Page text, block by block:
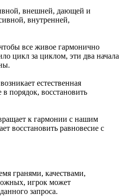
внешней, дающей и
внутренней,
все живое гармонично
цикл за циклом, эти два начала
естественная
в порядок, восстановить
к гармонии с нашим
восстановить равновесие с
гранями, качествами,
игрок может
запроса.